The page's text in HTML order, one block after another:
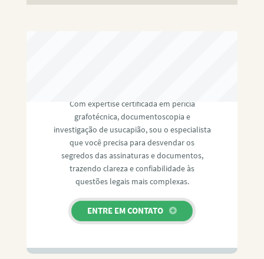
Com expertise certificada em perícia
grafotécnica, documentoscopia e
investigação de usucapião, sou o especialista
que você precisa para desvendar os
segredos das assinaturas e documentos,
trazendo clareza e confiabilidade às
questões legais mais complexas.
ENTRE EM CONTATO